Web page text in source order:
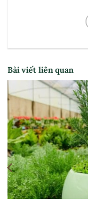
Bài viết liên quan